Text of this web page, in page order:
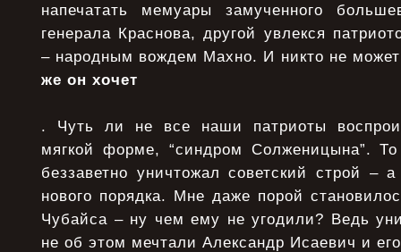
напечатать мемуары замученного
генерала Краснова, другой увлекся
– народным вождем Махно. И никто не
же он хочет
. Чуть ли не все наши патриоты
мягкой форме, “синдром Солженицына”.
беззаветно уничтожал советский строй –
нового порядка. Мне даже порой
Чубайса – ну чем ему не угодили? Ведь
не об этом мечтали Александр Исаевич и